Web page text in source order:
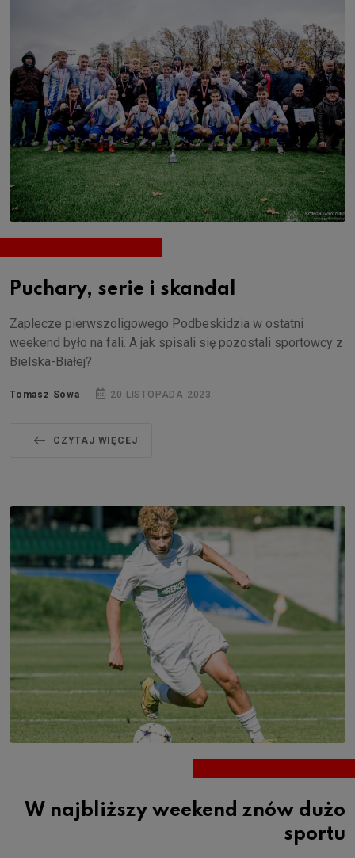
Puchary, serie i skandal
Zaplecze pierwszoligowego Podbeskidzia w ostatni
weekend było na fali. A jak spisali się pozostali sportowcy z
Bielska-Białej?
Tomasz Sowa 20 LISTOPADA 2023
CZYTAJ WIĘCEJ
W najbliższy weekend znów dużo
sportu